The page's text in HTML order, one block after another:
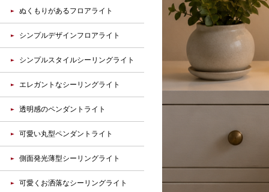
ぬくもりがあるフロアライト
シンプルデザインフロアライト
シンプルスタイルシーリングライト
エレガントなシーリングライト
透明感のペンダントライト
可愛い丸型ペンダントライト
側面発光薄型シーリングライト
可愛くお洒落なシーリングライト